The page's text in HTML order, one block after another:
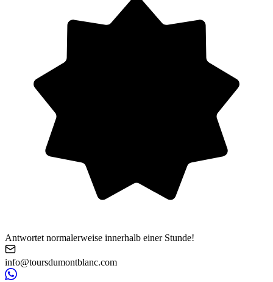
Antwortet normalerweise innerhalb einer Stunde!
info@toursdumontblanc.com